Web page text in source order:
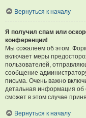
Вернуться к началу
Я получил спам или
конференции!
Мы сожалеем об этом.
включает меры
пользователей,
сообщение
письма. Очень важно
детальная информация об
сможет в этом случае
Вернуться к началу